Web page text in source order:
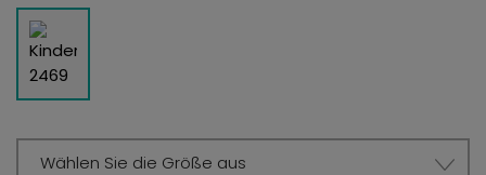
Wählen Sie die Größe aus